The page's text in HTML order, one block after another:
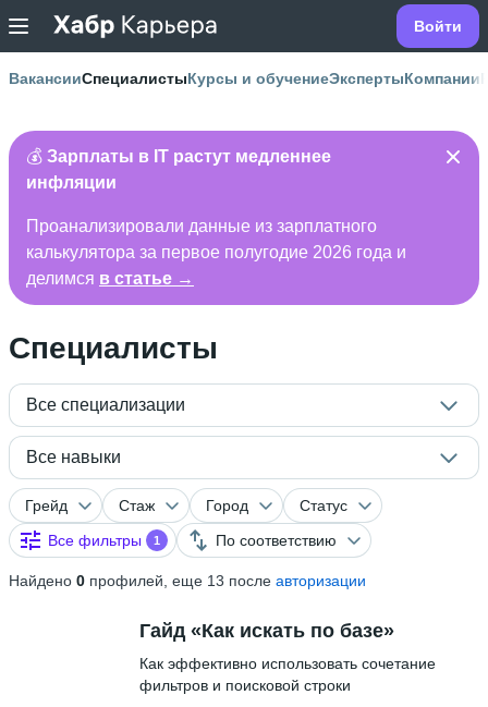
Войти
ВакансииСпециалистыКурсы и обучениеЭкспертыКомпании
💰 Зарплаты в IT растут медленнее
инфляции
Проанализировали данные из зарплатного
калькулятора за первое полугодие 2026 года и
делимся в статье →
Специалисты
Все специализации
Все навыки
Грейд Стаж Город
Статус
Все фильтры
1 По соответствию
Найдено 0 профилей, еще 13 после авторизации
Гайд «Как искать по базе»
Как эффективно использовать сочетание
фильтров и поисковой строки